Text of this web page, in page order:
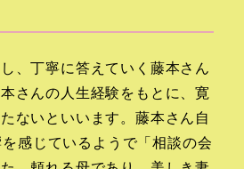
、丁寧に答えていく藤本さん
さんの人生経験をもとに、寛
ないといいます。藤本さん自
感じているようで「相談の会